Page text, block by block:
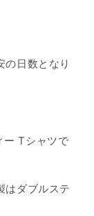
の日数となり
Tシャツで
はダブルステ